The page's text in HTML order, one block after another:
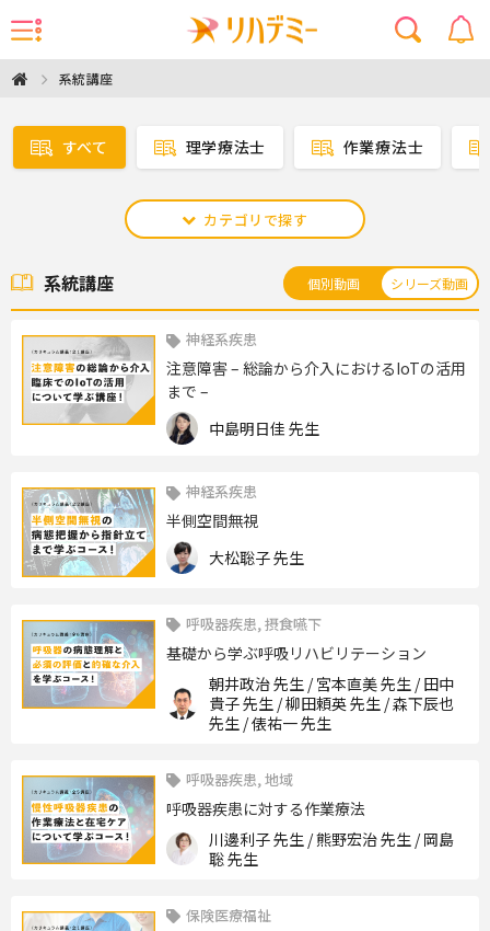
系統講座
すべて 理学療法士 作業療法士
カテゴリで探す
系統講座 個別動画 シリーズ動画
神経系疾患
注意障害 – 総論から介入におけるIoTの活用
まで –
中島明日佳 先生
神経系疾患
半側空間無視
大松聡子 先生
呼吸器疾患, 摂食嚥下
基礎から学ぶ呼吸リハビリテーション
朝井政治 先生 / 宮本直美 先生 / 田中
貴子 先生 / 柳田頼英 先生 / 森下辰也
先生 / 俵祐一 先生
呼吸器疾患, 地域
呼吸器疾患に対する作業療法
川邊利子 先生 / 熊野宏治 先生 / 岡島
聡 先生
保険医療福祉